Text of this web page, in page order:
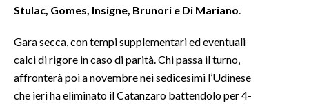
INSULARITÀ
INFO AZIENDE
ABBONATI
ANNUNCI
Stulac, Gomes, Insigne, Brunori e Di Mariano
Gara secca, con tempi supplementari ed eventuali
calci di rigore in caso di parità. Chi passa il turno,
affronterà poi a novembre nei sedicesimi l’Udinese
che ieri ha eliminato il Catanzaro battendolo per 4-